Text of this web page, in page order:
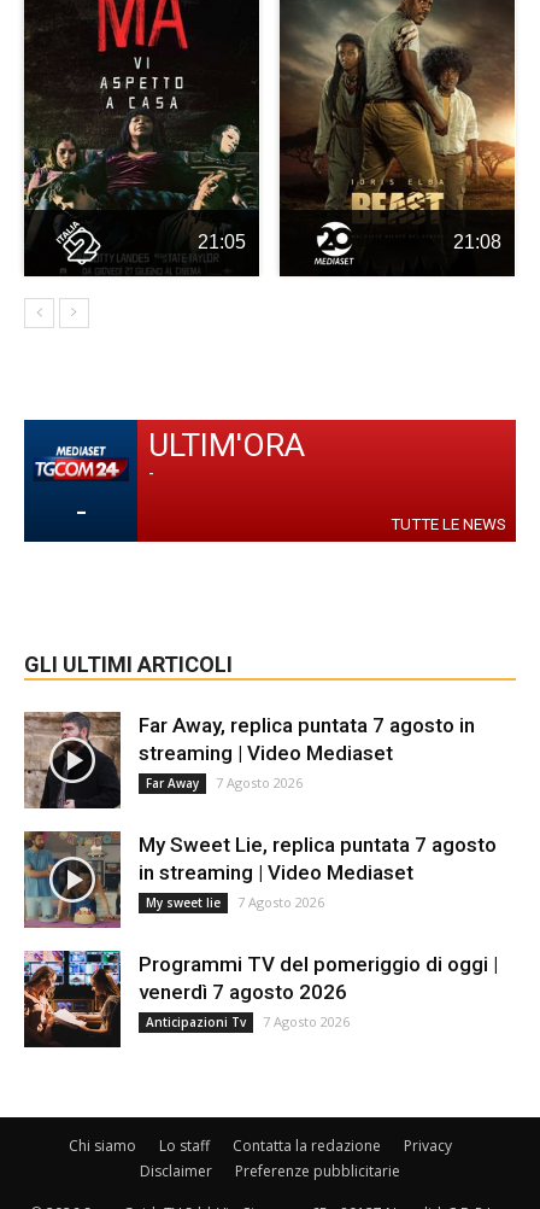
21:05 21:08
-
ULTIM'ORA
-
TUTTE LE NEWS
GLI ULTIMI ARTICOLI
Far Away, replica puntata 7 agosto in
streaming | Video Mediaset
Far Away 7 Agosto 2026
My Sweet Lie, replica puntata 7 agosto
in streaming | Video Mediaset
My sweet lie 7 Agosto 2026
Programmi TV del pomeriggio di oggi |
venerdì 7 agosto 2026
Anticipazioni Tv 7 Agosto 2026
Chi siamo Lo staff Contatta la redazione
Privacy
Disclaimer
Preferenze pubblicitarie